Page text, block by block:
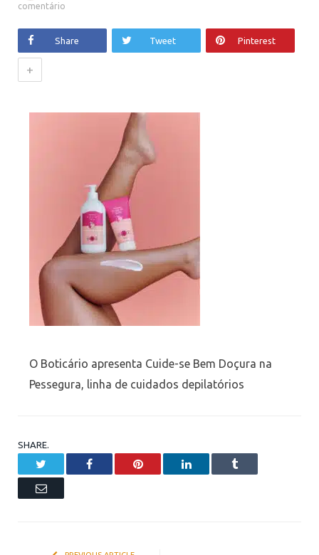
comentário
Share Tweet Pinterest
+
O Boticário apresenta Cuide-se Bem Doçura na
Pessegura, linha de cuidados depilatórios
SHARE.
Facebook Pinterest LinkedIn Tumblr
Email